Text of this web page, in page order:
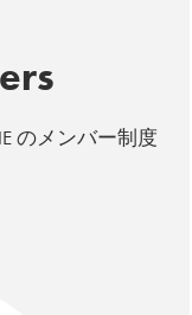
のメンバー制度